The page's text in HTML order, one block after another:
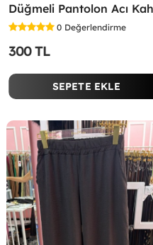
0 Değerlendirme
300 TL
SEPETE EKLE